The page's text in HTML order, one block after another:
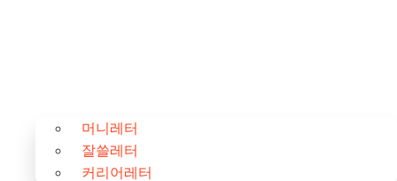
머니레터
잘쓸레터
커리어레터